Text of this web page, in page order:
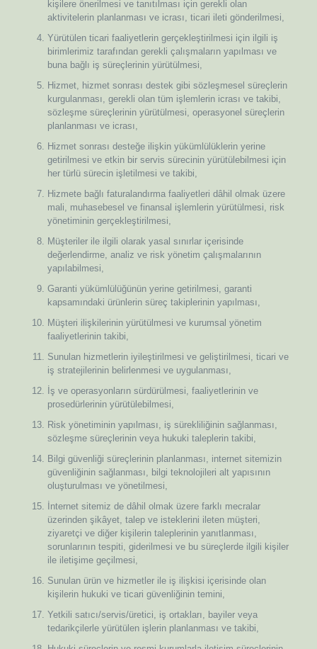
kişilere önerilmesi ve tanıtılması için gerekli olan
aktivitelerin planlanması ve icrası, ticari ileti gönderilmesi,
Yürütülen ticari faaliyetlerin gerçekleştirilmesi için ilgili iş
birimlerimiz tarafından gerekli çalışmaların yapılması ve
buna bağlı iş süreçlerinin yürütülmesi,
Hizmet, hizmet sonrası destek gibi sözleşmesel süreçlerin
kurgulanması, gerekli olan tüm işlemlerin icrası ve takibi,
sözleşme süreçlerinin yürütülmesi, operasyonel süreçlerin
planlanması ve icrası,
Hizmet sonrası desteğe ilişkin yükümlülüklerin yerine
getirilmesi ve etkin bir servis sürecinin yürütülebilmesi için
her türlü sürecin işletilmesi ve takibi,
Hizmete bağlı faturalandırma faaliyetleri dâhil olmak üzere
mali, muhasebesel ve finansal işlemlerin yürütülmesi, risk
yönetiminin gerçekleştirilmesi,
Müşteriler ile ilgili olarak yasal sınırlar içerisinde
değerlendirme, analiz ve risk yönetim çalışmalarının
yapılabilmesi,
Garanti yükümlülüğünün yerine getirilmesi, garanti
kapsamındaki ürünlerin süreç takiplerinin yapılması,
Müşteri ilişkilerinin yürütülmesi ve kurumsal yönetim
faaliyetlerinin takibi,
Sunulan hizmetlerin iyileştirilmesi ve geliştirilmesi, ticari ve
iş stratejilerinin belirlenmesi ve uygulanması,
İş ve operasyonların sürdürülmesi, faaliyetlerinin ve
prosedürlerinin yürütülebilmesi,
Risk yönetiminin yapılması, iş sürekliliğinin sağlanması,
sözleşme süreçlerinin veya hukuki taleplerin takibi,
Bilgi güvenliği süreçlerinin planlanması, internet sitemizin
güvenliğinin sağlanması, bilgi teknolojileri alt yapısının
oluşturulması ve yönetilmesi,
İnternet sitemiz de dâhil olmak üzere farklı mecralar
üzerinden şikâyet, talep ve isteklerini ileten müşteri,
ziyaretçi ve diğer kişilerin taleplerinin yanıtlanması,
sorunlarının tespiti, giderilmesi ve bu süreçlerde ilgili kişiler
ile iletişime geçilmesi,
Sunulan ürün ve hizmetler ile iş ilişkisi içerisinde olan
kişilerin hukuki ve ticari güvenliğinin temini,
Yetkili satıcı/servis/üretici, iş ortakları, bayiler veya
tedarikçilerle yürütülen işlerin planlanması ve takibi,